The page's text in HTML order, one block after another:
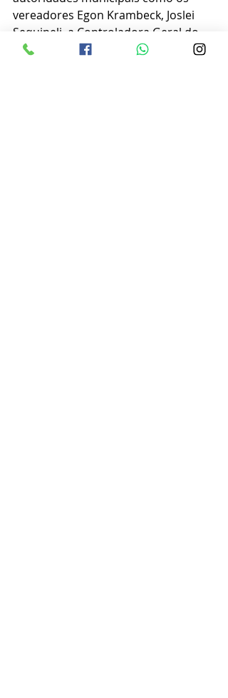
vereadores Egon Krambeck, Joslei
Sequineli, a Controladora Geral do
Município Keitry Kellen Swiech